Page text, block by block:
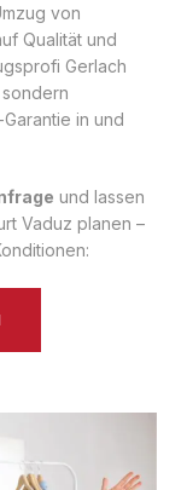
von
Qualität und
Gerlach
, sondern
in und
und lassen
Vaduz planen –